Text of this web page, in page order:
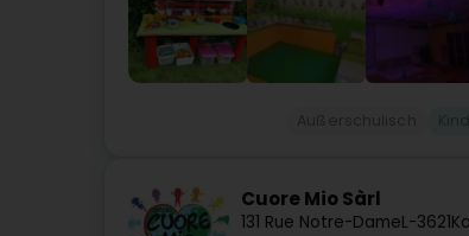
Cuore Mio Sàrl
131 Rue Notre-DameL-3621